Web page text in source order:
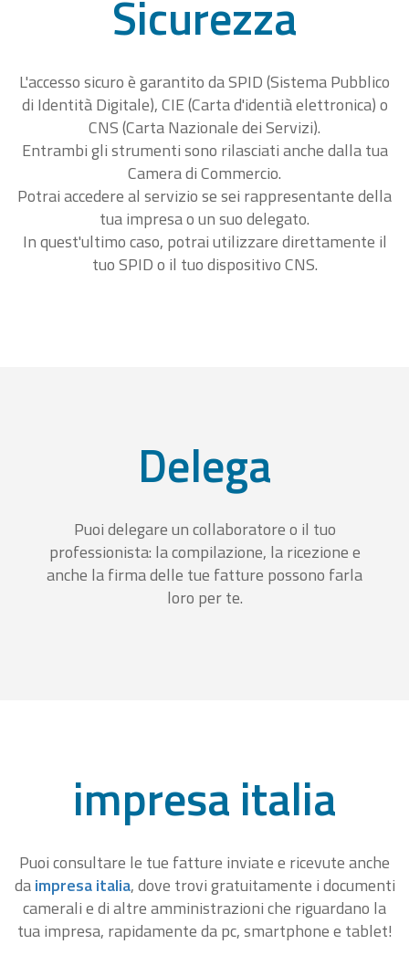
Sicurezza
L'accesso sicuro è garantito da SPID (Sistema Pubblico
di Identità Digitale), CIE (Carta d'identià elettronica) o
CNS (Carta Nazionale dei Servizi).
Entrambi gli strumenti sono rilasciati anche dalla tua
Camera di Commercio.
Potrai accedere al servizio se sei rappresentante della
tua impresa o un suo delegato.
In quest'ultimo caso, potrai utilizzare direttamente il
tuo SPID o il tuo dispositivo CNS.
Delega
Puoi delegare un collaboratore o il tuo
professionista: la compilazione, la ricezione e
anche la firma delle tue fatture possono farla
loro per te.
impresa italia
Puoi consultare le tue fatture inviate e ricevute anche
daimpresa italia, dove trovi gratuitamente i documenti
camerali e di altre amministrazioni che riguardano la
tua impresa, rapidamente da pc, smartphone e tablet!